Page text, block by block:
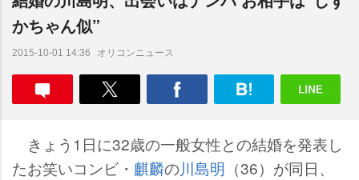
e
かちゃん似”
2015-10-01 14:36 オリコンニュース
きょう1日に32歳の一般女性との結婚を発表し
たお笑いコンビ・ 麒麟の川島明 （36）が同日、